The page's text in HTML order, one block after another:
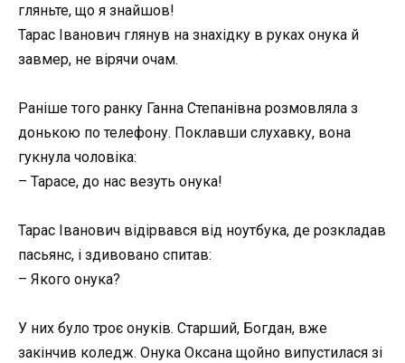
гляньте, що я знайшов!
Тарас Іванович глянув на знахідку в руках онука й
завмер, не вірячи очам.
Раніше того ранку Ганна Степанівна розмовляла з
донькою по телефону. Поклавши слухавку, вона
гукнула чоловіка:
– Тарасе, до нас везуть онука!
Тарас Іванович відірвався від ноутбука, де розкладав
пасьянс, і здивовано спитав:
– Якого онука?
У них було троє онуків. Старший, Богдан, вже
закінчив коледж. Онука Оксана щойно випустилася зі